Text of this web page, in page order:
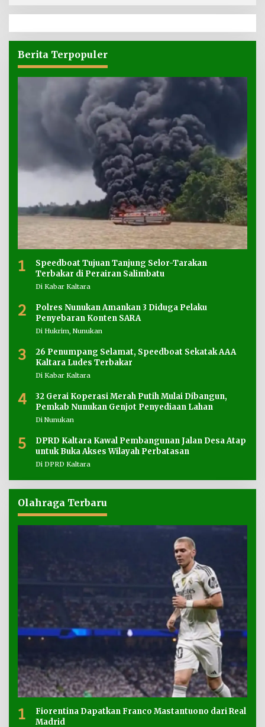
Berita Terpopuler
1
Speedboat Tujuan Tanjung Selor-Tarakan
Terbakar di Perairan Salimbatu
Di Kabar Kaltara
2
Polres Nunukan Amankan 3 Diduga Pelaku
Penyebaran Konten SARA
Di Hukrim, Nunukan
3
26 Penumpang Selamat, Speedboat Sekatak AAA
Kaltara Ludes Terbakar
Di Kabar Kaltara
4
32 Gerai Koperasi Merah Putih Mulai Dibangun,
Pemkab Nunukan Genjot Penyediaan Lahan
Di Nunukan
5
DPRD Kaltara Kawal Pembangunan Jalan Desa Atap
untuk Buka Akses Wilayah Perbatasan
Di DPRD Kaltara
Olahraga Terbaru
1
Fiorentina Dapatkan Franco Mastantuono dari Real
Madrid